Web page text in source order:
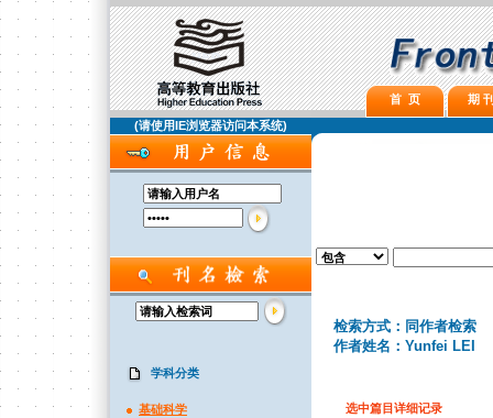
首 页 期
(请使用IE浏览器访问本系统)
学科分类
基础科学
检索方式：同作者检索
作者姓名：Yunfei LEI
选中篇目详细记录